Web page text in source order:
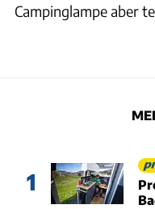
Campinglampe aber
1